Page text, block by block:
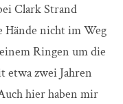
Clark Strand
Hände nicht im Weg
Ringen um die
etwa zwei Jahren
hier haben mir